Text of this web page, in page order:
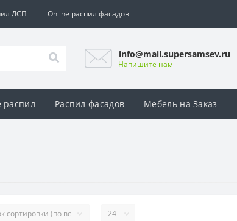
ДСП Online распил фасадов
info@mail.supersamsev.ru
Напишите нам
распил Распил фасадов Мебель на Заказ